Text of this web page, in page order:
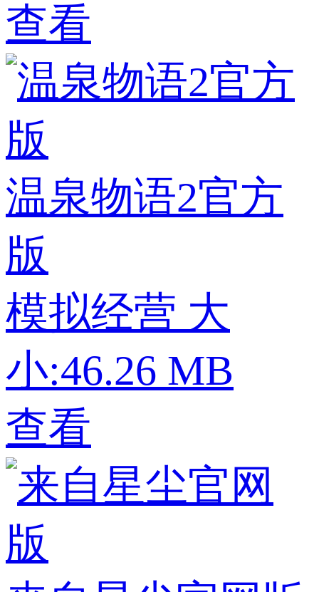
查看
温泉物语2官方
版
模拟经营 大
小:46.26 MB
查看